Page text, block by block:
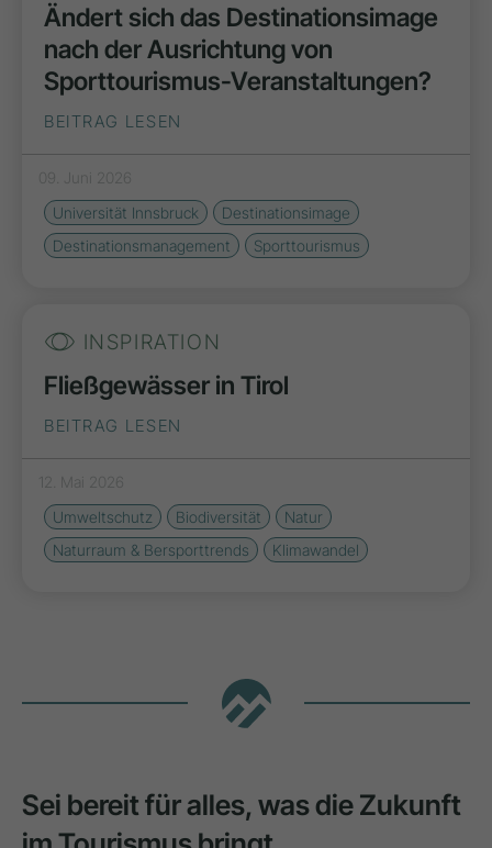
Ändert sich das Destinationsimage
nach der Ausrichtung von
Sporttourismus-Veranstaltungen?
BEITRAG LESEN
09. Juni 2026
Universität Innsbruck
Destinationsimage
Destinationsmanagement
Sporttourismus
INSPIRATION
Fließgewässer in Tirol
BEITRAG LESEN
12. Mai 2026
Umweltschutz
Biodiversität
Natur
Naturraum & Bersporttrends
Klimawandel
Sei bereit für alles, was die Zukunft